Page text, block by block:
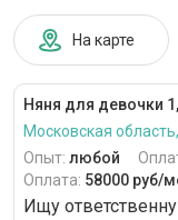
На карте
Няня для девочки
Московская
Опыт: любой
Оплата: 58000 руб/
Ищу